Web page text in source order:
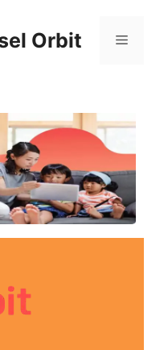
Orbit